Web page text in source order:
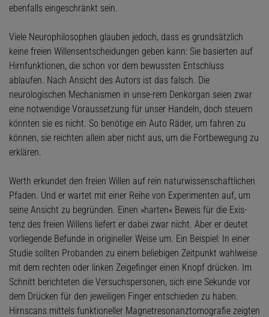
ebenfalls eingeschränkt sein.
Viele Neurophilosophen glauben jedoch, dass es grundsätzlich
keine freien Willensentscheidungen geben kann: Sie basierten auf
Hirnfunktionen, die schon vor dem bewussten Entschluss
ablaufen. Nach Ansicht des Autors ist das falsch. Die
neurologischen Mechanismen in unse-rem Denkorgan seien zwar
eine notwendige Voraussetzung für unser Handeln, doch steuern
könnten sie es nicht. So benötige ein Auto Räder, um fahren zu
können, sie reichten allein aber nicht aus, um die Fortbewegung zu
erklären.
Werth erkundet den freien Willen auf rein naturwissenschaftlichen
Pfaden. Und er wartet mit einer Reihe von Experimenten auf, um
seine Ansicht zu begründen. Einen »harten« Beweis für die Exis-
tenz des freien Willens liefert er dabei zwar nicht. Aber er deutet
vorliegende Befunde in origineller Weise um. Ein Beispiel: In ­einer
Studie sollten Probanden zu einem beliebigen Zeitpunkt wahlweise
mit dem rechten oder linken Zeigefinger einen Knopf drücken. Im
Schnitt berichteten die Versuchspersonen, sich eine Sekunde vor
dem Drücken für den jeweiligen Finger entschieden zu haben.
Hirnscans mittels funktioneller Magnetresonanztomografie zeigten